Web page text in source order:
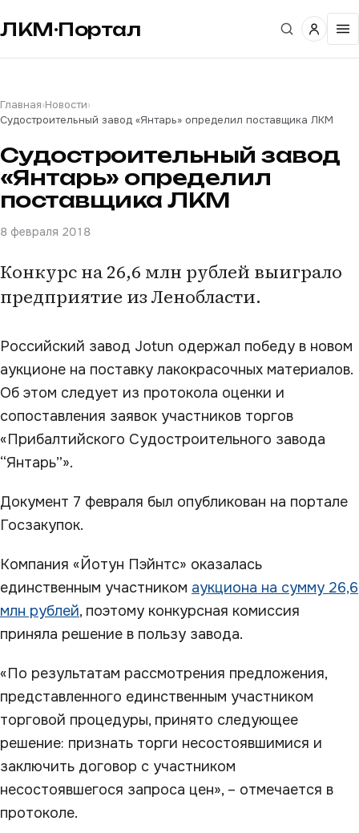
ЛКМ·Портал
Главная›Новости›
Судостроительный завод «Янтарь» определил поставщика ЛКМ
Судостроительный завод
«Янтарь» определил
поставщика ЛКМ
8 февраля 2018
Конкурс на 26,6 млн рублей выиграло
предприятие из Ленобласти.
Российский завод Jotun одержал победу в новом
аукционе на поставку лакокрасочных материалов.
Об этом следует из протокола оценки и
сопоставления заявок участников торгов
«Прибалтийского Судостроительного завода
“Янтарь”».
Документ 7 февраля был опубликован на портале
Госзакупок.
Компания «Йотун Пэйнтс» оказалась
единственным участником аукциона на сумму 26,6
млн рублей, поэтому конкурсная комиссия
приняла решение в пользу завода.
«По результатам рассмотрения предложения,
представленного единственным участником
торговой процедуры, принято следующее
решение: признать торги несостоявшимися и
заключить договор с участником
несостоявшегося запроса цен», – отмечается в
протоколе.